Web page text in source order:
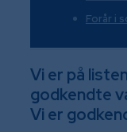
Forår i
Vi er på
godkendte
Vi er